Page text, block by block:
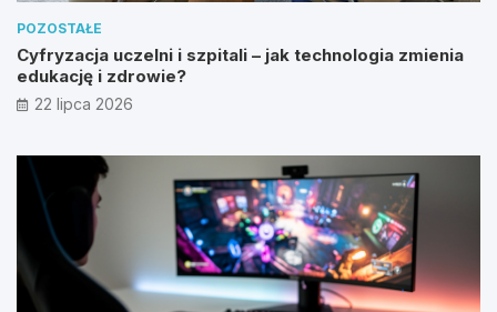
POZOSTAŁE
Cyfryzacja uczelni i szpitali – jak technologia zmienia
edukację i zdrowie?
22 lipca 2026